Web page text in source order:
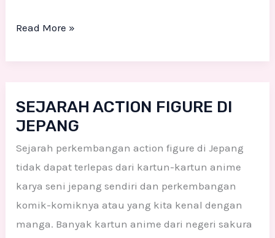
Read More »
SEJARAH ACTION FIGURE DI
JEPANG
Sejarah perkembangan action figure di Jepang
tidak dapat terlepas dari kartun-kartun anime
karya seni jepang sendiri dan perkembangan
komik-komiknya atau yang kita kenal dengan
manga. Banyak kartun anime dari negeri sakura
ACTION
FIGURE
DI
JEPANG